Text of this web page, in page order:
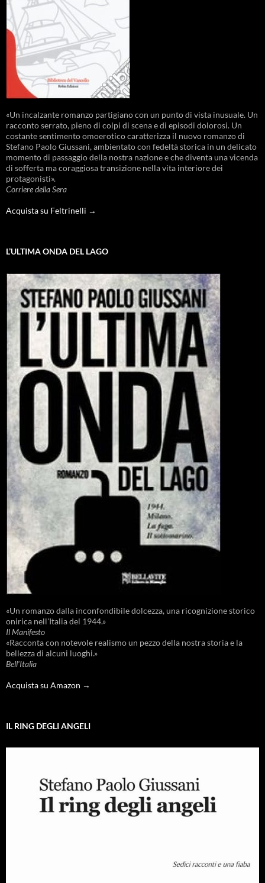
«Un incalzante romanzo partigiano con un punto di vista inusuale. Un
racconto serrato, pieno di colpi di scena e di episodi dolorosi. Un
costante sentimento omoerotico caratterizza il nuovo romanzo di
Stefano Paolo Giussani, ambientato con fedeltà storica in un delicato
momento di passaggio della nostra nazione e che diventa una vicenda
di sofferta ma coraggiosa transizione nella vita interiore dei
protagonisti».
Corriere della Sera
Acquista su Feltrinelli →
L’ULTIMA ONDA DEL LAGO
«Un romanzo dalla inconfondibile dolcezza, una ricognizione storico
onirica nell'Italia del 1944.»
Il Manifesto
«Racconta con notevole realismo un pezzo della nostra storia e la
bellezza di alcuni luoghi.»
Bell'Italia
Acquista su Amazon →
IL RING DEGLI ANGELI